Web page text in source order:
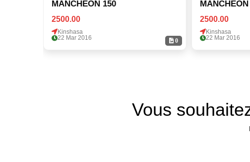
0
MANCHEON 150
2500.00
Kinshasa
22 Mar 2016
2500.00
Kinshasa
22 Mar 2016
Vous